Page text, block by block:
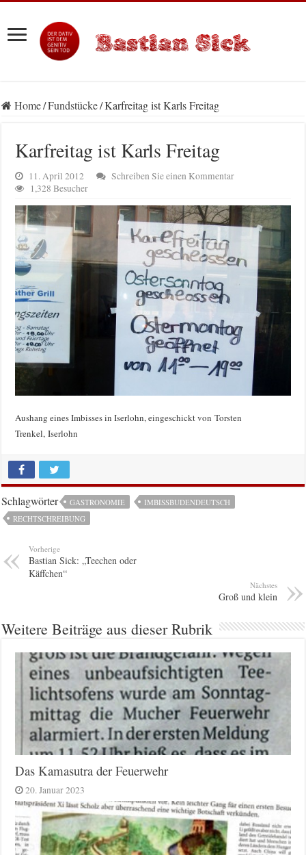
Home/Fundstücke/Karfreitag ist Karls Freitag
Karfreitag ist Karls Freitag
11. April 2012
Schreiben Sie einen Kommentar
1,328 Besucher
Aushang eines Imbisses in Iserlohn, eingeschickt von Torsten
Trenkel, Iserlohn
Schlagwörter GASTRONOMIE
IMBISSBUDENDEUTSCH
RECHTSCHREIBUNG
Vorherige
Bastian Sick: „Teechen oder
Käffchen“
Nächstes
Groß und klein
Weitere Beiträge aus dieser Rubrik
Das Kamasutra der Feuerwehr
20. Januar 2023